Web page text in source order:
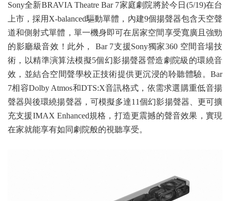
Sony全新BRAVIA Theatre Bar 7家庭劇院將於今日(5/19)在台
上市，採用X-balanced驅動單體，內建9個揚聲器包含天空聲
道和側射式單體，單一機身即可在居家空間享受寬廣且強勁
的影廳級音效！此外， Bar 7支援Sony獨家360 空間音場技
術，以精準演算法模擬5個幻影揚聲器營造劇院級的環繞音
效，並結合空間聲學校正技術提供更沉浸的聆聽體驗。Bar
7相容Dolby Atmos和DTS:X音訊格式，依需求選購重低音揚
聲器與後環繞揚聲器，可模擬多達11個幻影揚聲器、更可擴
充支援IMAX Enhanced規格，打造更震撼的聲音效果，實現
在家就能享有如同劇院般的視聽享受。